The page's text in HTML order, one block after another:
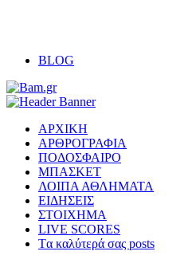
BLOG
ΑΡΧΙΚΗ
ΑΡΘΡΟΓΡΑΦΙΑ
ΠΟΔΟΣΦΑΙΡΟ
ΜΠΑΣΚΕΤ
ΛΟΙΠΑ ΑΘΛΗΜΑΤΑ
ΕΙΔΗΣΕΙΣ
ΣΤΟΙΧΗΜΑ
LIVE SCORES
Tα καλύτερά σας posts